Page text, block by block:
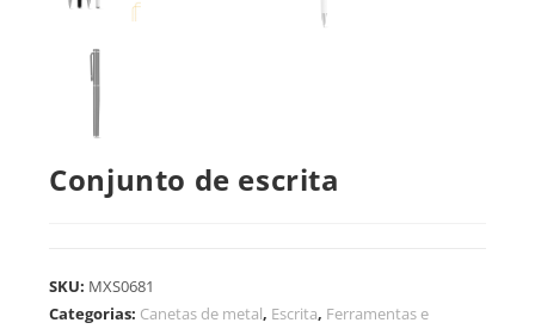
Conjunto de escrita
SKU: MXS0681
Categorias: Canetas de metal, Escrita, Ferramentas e